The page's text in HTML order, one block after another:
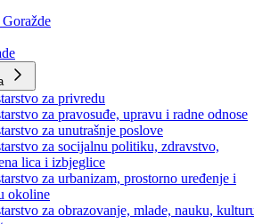
za privredu
za pravosuđe, upravu i radne odnose
za unutrašnje poslove
za socijalnu politiku, zdravstvo,
lica i izbjeglice